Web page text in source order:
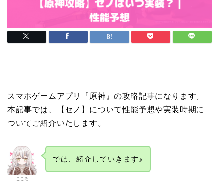
スマホゲームアプリ『原神』の攻略記事になります。
本記事では、【セノ】について性能予想や実装時期に
ついてご紹介いたします。
こころ
では、紹介していきます♪